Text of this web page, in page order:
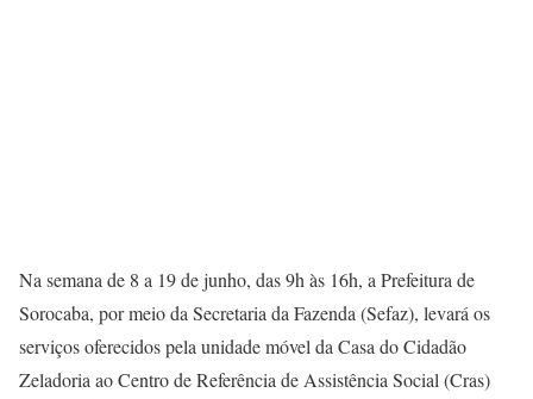
Na semana de 8 a 19 de junho, das 9h às 16h, a Prefeitura de
Sorocaba, por meio da Secretaria da Fazenda (Sefaz), levará os
serviços oferecidos pela unidade móvel da Casa do Cidadão
Zeladoria ao Centro de Referência de Assistência Social (Cras)